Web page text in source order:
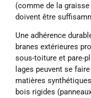
(comme de la
doivent être
Une ad­hérence
branes ex­térieures
sous-toit­ure et pare-
lages peuvent se
matières
bois ri­gides